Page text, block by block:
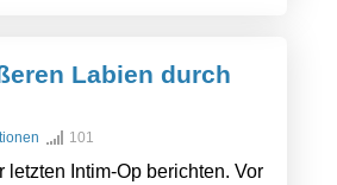
Labien durch
101
Intim-Op berichten. Vor